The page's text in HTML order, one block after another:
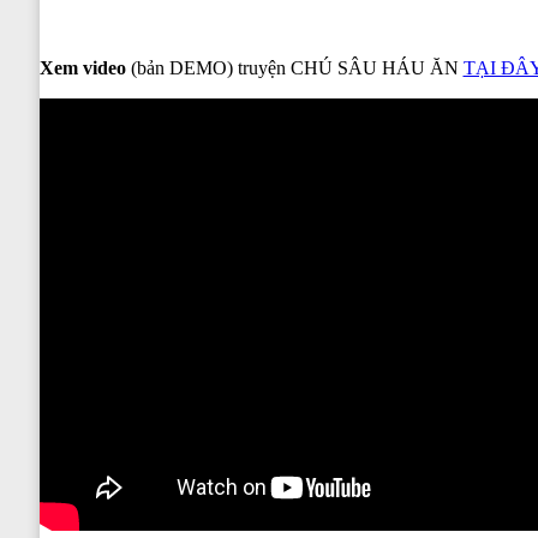
Xem video(bản DEMO) truyện CHÚ SÂU HÁU ĂN TẠI